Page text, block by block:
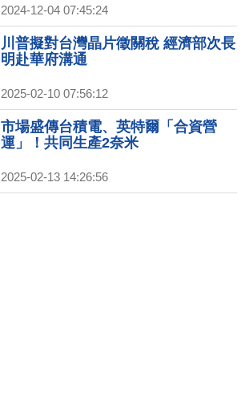
2024-12-04 07:45:24
川普擬對台灣晶片徵關稅 經濟部次長
明赴華府溝通
2025-02-10 07:56:12
市場盛傳台積電、英特爾「合資營
運」！共同生產2奈米
2025-02-13 14:26:56